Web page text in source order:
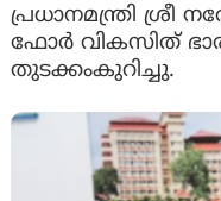
പ്രധാനമന്ത്രി ശ്രീ
ഫോർ വികസിത്
തുടക്കംകുറിച്ചു.